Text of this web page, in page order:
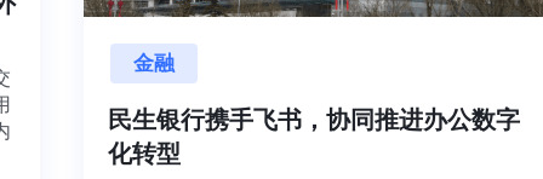
金融
民生银行携手飞书，协同推进办公数字
化转型